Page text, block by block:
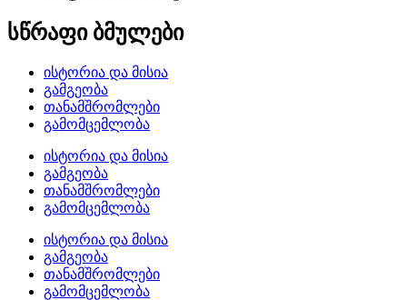
სწრაფი ბმულები
ისტორია და მისია
გამგეობა
თანამშრომლები
გამომცემლობა
ისტორია და მისია
გამგეობა
თანამშრომლები
გამომცემლობა
ისტორია და მისია
გამგეობა
თანამშრომლები
გამომცემლობა